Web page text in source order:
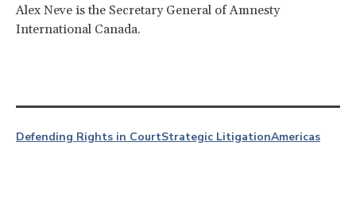
Alex Neve is the Secretary General of Amnesty
International Canada.
Defending Rights in CourtStrategic LitigationAmericas